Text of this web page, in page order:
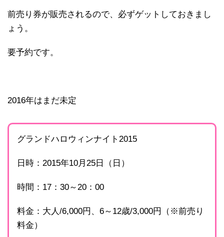
前売り券が販売されるので、必ずゲットしておきまし
ょう。
要予約です。
2016年はまだ未定
グランドハロウィンナイト2015
日時：2015年10月25日（日）
時間：17：30～20：00
料金：大人/6,000円、6～12歳/3,000円（※前売り
料金）